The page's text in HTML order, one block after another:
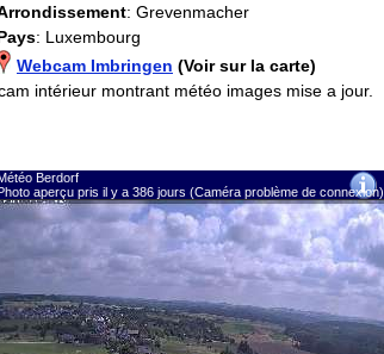
: Grevenmacher
: Luxembourg
Webcam Imbringen (Voir sur la carte)
intérieur montrant météo images mise a jour.
Berdorf
aperçu pris il y a 386 jours (Caméra problème de connexion)